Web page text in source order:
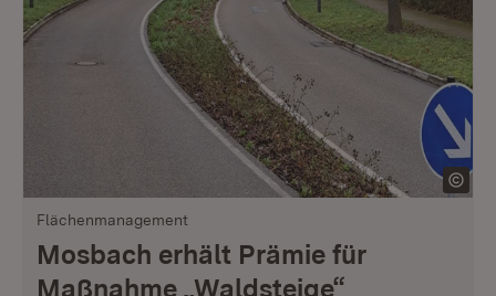
Flächenmanagement
Mosbach erhält Prämie für
Maßnahme „Waldsteige“